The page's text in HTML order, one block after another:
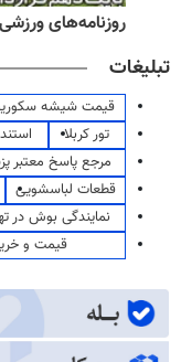
روزنامه‌های ورزشی شنبه ۱۷
تبلیغات
قیمت شیشه
تور کربلا
مرجع پاسخ معتبر
قطعات لباسشویی
نمایندگی بوش در
قیمت و